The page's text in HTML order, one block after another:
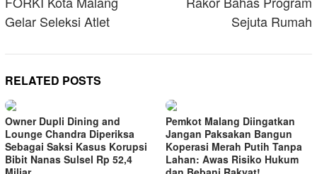
Gelar Seleksi Atlet
Sejuta Rumah
RELATED POSTS
Owner Dupli Dining and
Lounge Chandra Diperiksa
Sebagai Saksi Kasus Korupsi
Bibit Nanas Sulsel Rp 52,4
Pemkot Malang Diingatkan
Jangan Paksakan Bangun
Koperasi Merah Putih Tanpa
Lahan: Awas Risiko Hukum